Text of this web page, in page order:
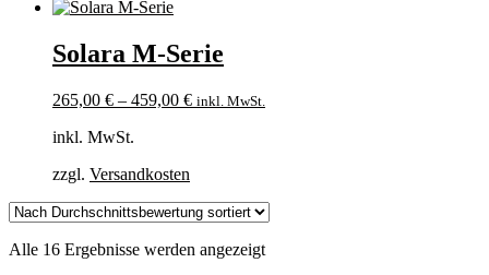
Solara M-Serie
265,00 € – 459,00 € inkl. MwSt.
inkl. MwSt.
zzgl. Versandkosten
Alle 16 Ergebnisse werden angezeigtNach